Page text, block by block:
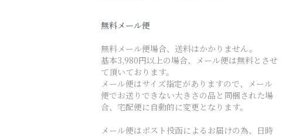
無料メール便
無料メール便場合、送料はかかりません。
基本3,980円以上の場合、メール便は無料とさせ
て頂いております。
メール便はサイズ指定がありますので、メール
便でお送りできない大きさの品と同梱された場
合、宅配便に自動的に変更となります。
メール便はポスト投函によるお届けの為、日時